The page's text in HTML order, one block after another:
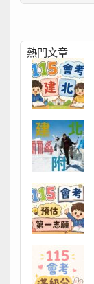
熱門文章